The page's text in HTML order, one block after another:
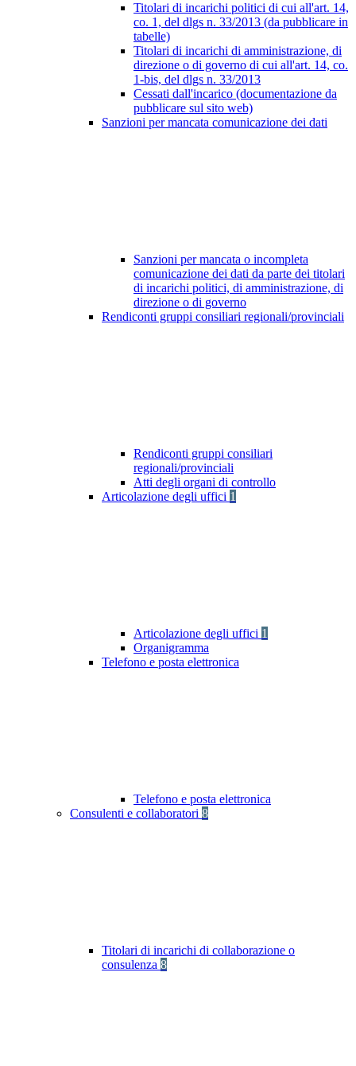
Titolari di incarichi politici di cui all'art. 14,
co. 1, del dlgs n. 33/2013 (da pubblicare in
tabelle)
Titolari di incarichi di amministrazione, di
direzione o di governo di cui all'art. 14, co.
1-bis, del dlgs n. 33/2013
Cessati dall'incarico (documentazione da
pubblicare sul sito web)
Sanzioni per mancata comunicazione dei dati
Sanzioni per mancata o incompleta
comunicazione dei dati da parte dei titolari
di incarichi politici, di amministrazione, di
direzione o di governo
Rendiconti gruppi consiliari regionali/provinciali
Rendiconti gruppi consiliari
regionali/provinciali
Atti degli organi di controllo
Articolazione degli uffici 1
Articolazione degli uffici 1
Organigramma
Telefono e posta elettronica
Telefono e posta elettronica
Consulenti e collaboratori 8
Titolari di incarichi di collaborazione o
consulenza 8